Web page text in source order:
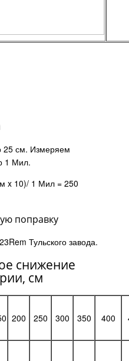
25 см. Измеряем
1 Мил.
x 10)/ 1 Мил = 250
поправку
Тульского завода.
снижение
см
200 250 300 350 400